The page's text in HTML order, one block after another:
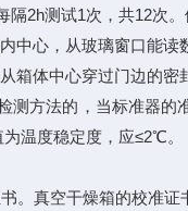
2h测试1次，共12次
中心，从玻璃窗口能
箱体中心穿过门边的
测方法的，当标准器的
温度稳定度，应≤2℃。
。真空干燥箱的校准